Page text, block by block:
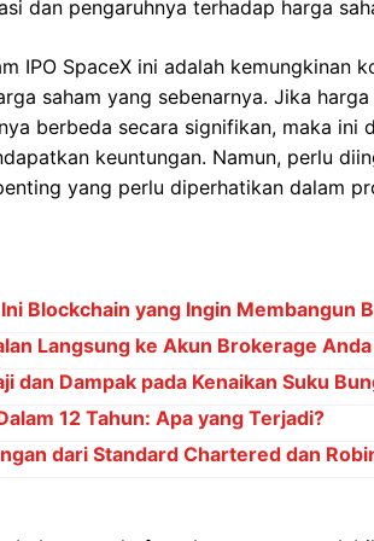
dan pengaruhnya terhadap harga
IPO SpaceX ini adalah kemungkinan
saham yang sebenarnya. Jika
berbeda secara signifikan, maka ini
keuntungan. Namun, perlu
yang perlu diperhatikan dalam
Blockchain yang Ingin Membangun
Langsung ke Akun Brokerage Anda
dan Dampak pada Kenaikan Suku
12 Tahun: Apa yang Terjadi?
dari Standard Chartered dan